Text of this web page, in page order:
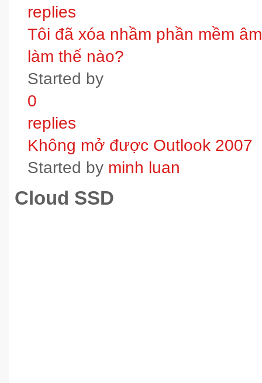
replies
Tôi đã xóa nhầm phần mềm
làm thế nào?
Started by
0
replies
Không mở được Outlook 2007
Started by minh luan
Cloud SSD